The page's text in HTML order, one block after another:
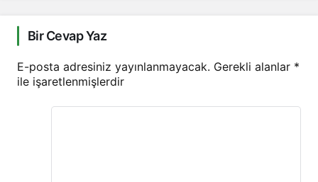
Bir Cevap Yaz
E-posta adresiniz yayınlanmayacak. Gerekli alanlar *
ile işaretlenmişlerdir